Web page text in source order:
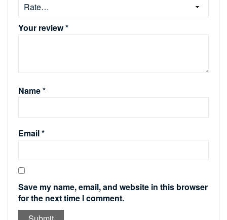
Your review*
Name*
Email*
Save my name, email, and website in this browser
for the next time I comment.